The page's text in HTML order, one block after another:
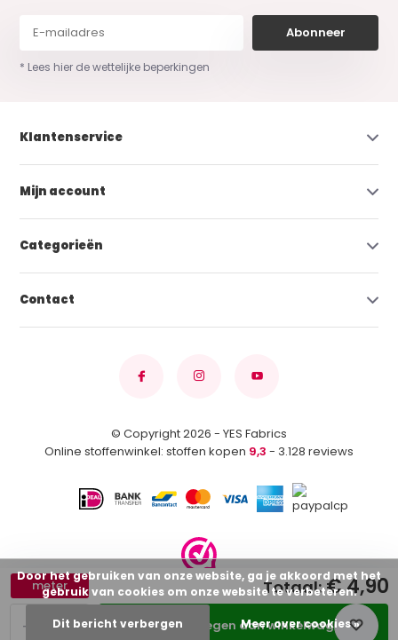
+
-
meter
Toevoegen aan winkelwagen
Totaal:€ 4,90
Abonneer
* Lees hier de wettelijke beperkingen
Klantenservice
Mijn account
Categorieën
Contact
© Copyright 2026 - YES Fabrics
Online stoffenwinkel: stoffen kopen 9,3 - 3.128 reviews
Door het gebruiken van onze website, ga je akkoord met het
gebruik van cookies om onze website te verbeteren.
Dit bericht verbergen Meer over cookies »